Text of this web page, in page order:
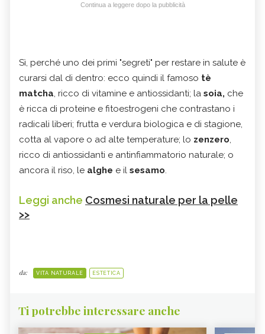
Continua a leggere dopo la pubblicità
Sì, perché uno dei primi "segreti" per restare in salute è
curarsi dal di dentro: ecco quindi il famoso tè
matcha, ricco di vitamine e antiossidanti; la soia, che
è ricca di proteine e fitoestrogeni che contrastano i
radicali liberi; frutta e verdura biologica e di stagione,
cotta al vapore o ad alte temperature; lo zenzero,
ricco di antiossidanti e antinfiammatorio naturale; o
ancora il riso, le alghe e il sesamo.
Leggi anche Cosmesi naturale per la pelle
>>
da: VITA NATURALE ESTETICA
Ti potrebbe interessare anche